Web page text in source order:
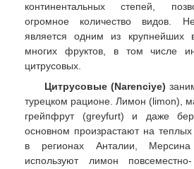
континентальных степей,
огромное количество видов.
является одним из крупнейших
многих фруктов, в том числе
цитрусовых.
Цитрусовые (Narenciye)
турецком рационе. Лимон (limon),
грейпфрут (greyfurt) и даже
основном произрастают на
в регионах Анталии,
используют лимон